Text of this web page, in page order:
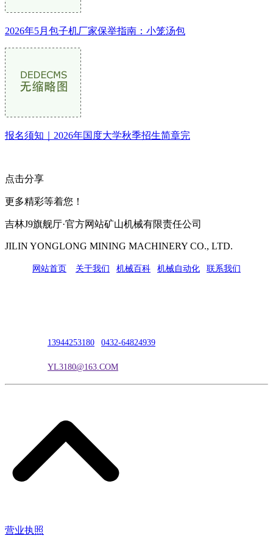
2026年5月包子机厂家保举指南：小笼汤包
报名须知｜2026年国度大学秋季招生简章完
点击分享
更多精彩等着您！
吉林J9旗舰厅·官方网站矿山机械有限责任公司
JILIN YONGLONG MINING MACHINERY CO., LTD.
网站首页 关于我们 机械百科 机械自动化 联系我们
13944253180 0432-64824939
YL3180@163.COM
营业执照